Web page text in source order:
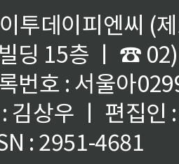
투데이피엔씨 (
딩 15층 ㅣ ☎
번호 : 서울아
김상우 ㅣ 편집인
: 2951-4681